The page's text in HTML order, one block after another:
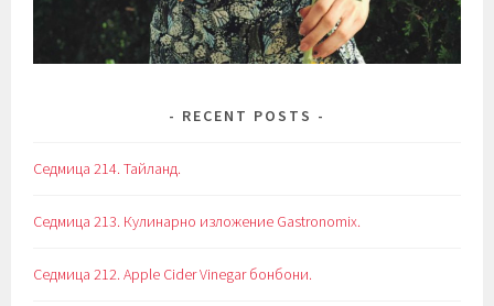
RECENT POSTS
Седмица 214. Тайланд.
Седмица 213. Кулинарно изложение Gastronomix.
Седмица 212. Apple Cider Vinegar бонбони.